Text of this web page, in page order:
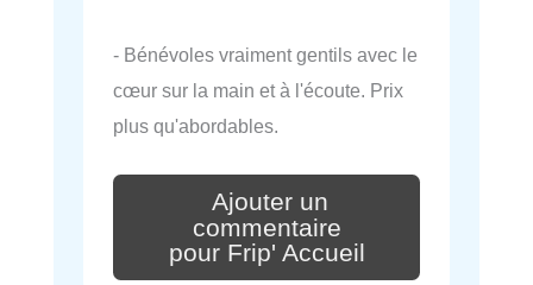
- Bénévoles vraiment gentils avec le
cœur sur la main et à l'écoute. Prix
plus qu'abordables.
Ajouter un
commentaire
pour Frip' Accueil